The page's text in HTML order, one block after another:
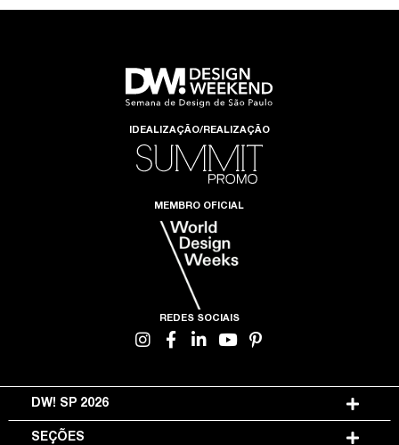
IDEALIZAÇÃO/REALIZAÇÃO
MEMBRO OFICIAL
REDES SOCIAIS
DW! SP 2026
SEÇÕES